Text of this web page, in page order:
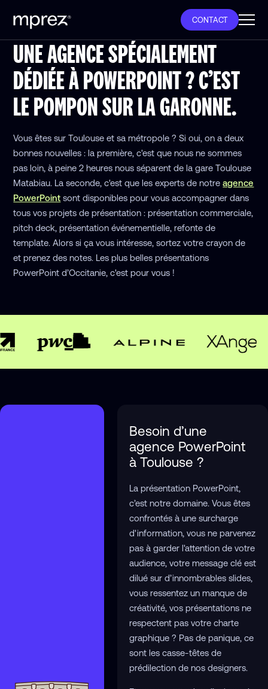
CONTACT
UNE AGENCE SPÉCIALEMENT
DÉDIÉE À POWERPOINT ? C’EST
LE POMPON SUR LA GARONNE.
Vous êtes sur Toulouse et sa métropole ? Si oui, on a deux
bonnes nouvelles : la première, c'est que nous ne sommes
pas loin, à peine 2 heures nous séparent de la gare Toulouse
Matabiau. La seconde, c'est que les experts de notreagence
PowerPoint sont disponibles pour vous accompagner dans
tous vos projets de présentation : présentation commerciale,
pitch deck, présentation événementielle, refonte de
template. Alors si ça vous intéresse, sortez votre crayon de
et prenez des notes. Les plus belles présentations
PowerPoint d’Occitanie, c'est pour vous !
Besoin d’une
agence PowerPoint
à Toulouse ?
La présentation PowerPoint,
c’est notre domaine. Vous êtes
confrontés à une surcharge
d'information, vous ne parvenez
pas à garder l'attention de votre
audience, votre message clé est
dilué sur d’innombrables slides,
vous ressentez un manque de
créativité, vos présentations ne
respectent pas votre charte
graphique ? Pas de panique, ce
sont les casse-têtes de
prédilection de nos designers.